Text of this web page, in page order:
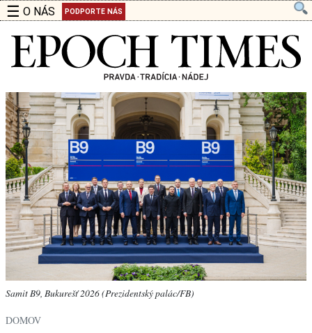
☰ O NÁS PODPORTE NÁS
Samit B9, Bukurešť 2026 (Prezidentský palác/FB)
DOMOV